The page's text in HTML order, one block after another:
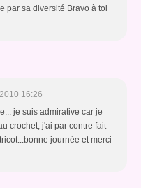
par sa diversité Bravo à toi
16:26
je suis admirative car je
crochet, j'ai par contre fait
journée et merci